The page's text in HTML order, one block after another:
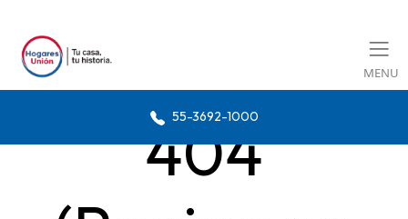
MENU
55-3692-1000
404